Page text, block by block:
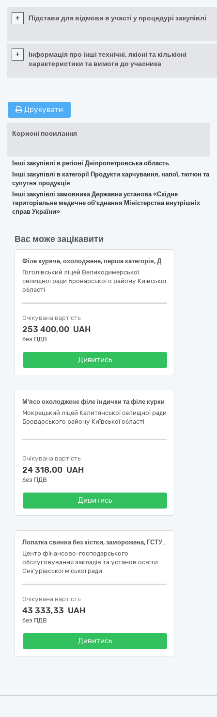
+ Підстави для відмови в участі у процедурі закупівлі
+
Інформація про інші технічні, якісні та кількісні
характеристики та вимоги до учасника
Друкувати
Корисні посилання
Інші закупівлі в регіоні Дніпропетровська область
Інші закупівлі в категорії Продукти харчування, напої, тютюн та
супутня продукція
Інші закупівлі замовника Державна установа «Східне
територіальне медичне об’єднання Міністерства внутрішніх
справ України»
Вас може зацікавити
Філе куряче, охолоджене, перша категорія, ДСТУ 3143
Гоголівський ліцей Великодимерської
селищної ради Броварського району Київської
області
Очікувана вартість
253 400,00 UAH
без ПДВ
Дивитись
М'ясо охолоджене філе індички та філе курки
Мокрецький ліцей Калитянської селищної ради
Броварського району Київської області
Очікувана вартість
24 318,00 UAH
без ПДВ
Дивитись
Лопатка свинна без кістки, заморожена, ГСТУ 46.019
Центр фінансово-господарського
обслуговування закладів та установ освіти
Снігурівської міської ради
Очікувана вартість
43 333,33 UAH
без ПДВ
Дивитись